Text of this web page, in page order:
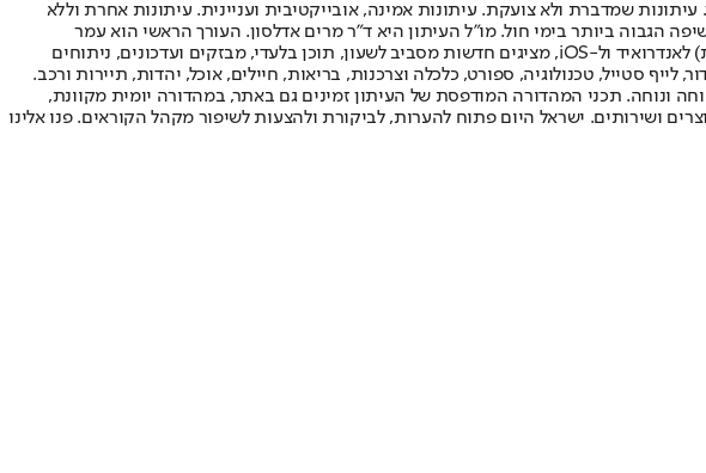
שמדברת ולא צועקת. עיתונות אמינה, אובייקטיבית ועניינית. עיתונות אחרת וללא
היום" לעיתון הישראלי בעל שיעור החשיפה הגבוה ביותר בימי חול. מו"ל העיתון היא ד"ר מרים אדלסון. העורך הראשי הוא עמר
לחמנוביץ, והעורך המייסד הוא עמוס רגב. אתרי האינטרנט של "ישראל היום" בעברית ובאנגלית, כמו כן היישומונים (אפליקציות) לאנדרואיד ול-iOS, מציגים חדשות מסביב לשעון, תוכן בלעדי, מבזקים ועדכונים, ניתוחים
סטייל, טכנולוגיה, ספורט, כלכלה וצרכנות, בריאות, חיילים, אוכל, יהדות, תיירות ורכב.
ונוחה. תכני המהדורה המודפסת של העיתון זמינים גם באתר, במהדורה יומית מקוונת,
ושירותים. ישראל היום פתוח להערות, לביקורת ולהצעות לשיפור מקהל הקוראים. פנו אלינו